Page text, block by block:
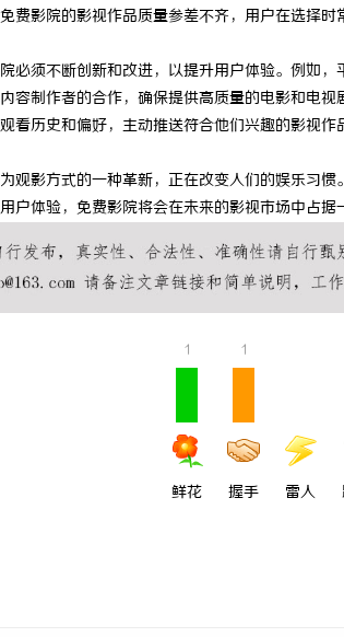
费影院的影视作品质量参差不齐，用户在选择时
必须不断创新和改进，以提升用户体验。例如
容制作者的合作，确保提供高质量的电影和电
看历史和偏好，主动推送符合他们兴趣的影视作
观影方式的一种革新，正在改变人们的娱乐习
户体验，免费影院将会在未来的影视市场中占据
1
鲜花
1
握手 雷人